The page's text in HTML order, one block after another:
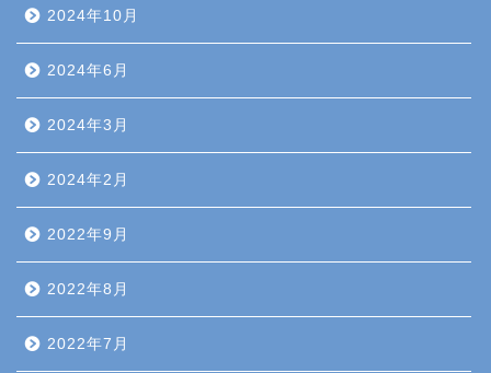
2024年10月
2024年6月
2024年3月
2024年2月
2022年9月
2022年8月
2022年7月